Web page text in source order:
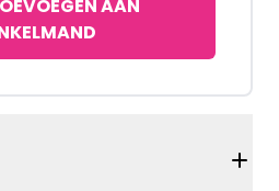
AAN